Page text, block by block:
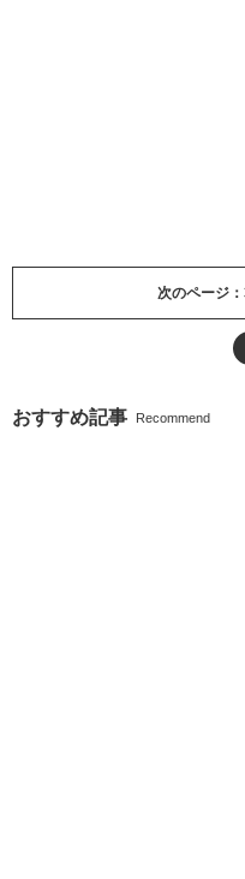
次のページ
おすすめ記事 Recommend